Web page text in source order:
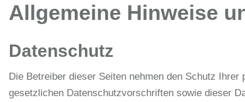
Allgemeine Hinweise
Datenschutz
Die Betreiber dieser Seiten nehmen den Schutz
gesetzlichen Datenschutzvorschriften sowie dieser